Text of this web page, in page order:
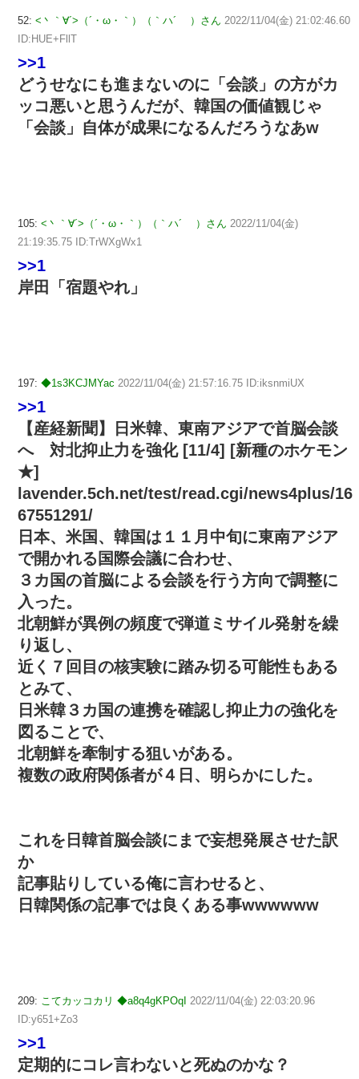
52: <丶｀∀´>（´・ω・｀）（｀ハ´ ）さん 2022/11/04(金) 21:02:46.60
ID:HUE+FllT
>>1
どうせなにも進まないのに「会談」の方がカ
ッコ悪いと思うんだが、韓国の価値観じゃ
「会談」自体が成果になるんだろうなあw
105: <丶｀∀´>（´・ω・｀）（｀ハ´ ）さん 2022/11/04(金)
21:19:35.75 ID:TrWXgWx1
>>1
岸田「宿題やれ」
197: ◆1s3KCJMYac 2022/11/04(金) 21:57:16.75 ID:iksnmiUX
>>1
【産経新聞】日米韓、東南アジアで首脳会談
へ 対北抑止力を強化 [11/4] [新種のホケモン
★]
lavender.5ch.net/test/read.cgi/news4plus/16
67551291/
日本、米国、韓国は１１月中旬に東南アジア
で開かれる国際会議に合わせ、
３カ国の首脳による会談を行う方向で調整に
入った。
北朝鮮が異例の頻度で弾道ミサイル発射を繰
り返し、
近く７回目の核実験に踏み切る可能性もある
とみて、
日米韓３カ国の連携を確認し抑止力の強化を
図ることで、
北朝鮮を牽制する狙いがある。
複数の政府関係者が４日、明らかにした。
これを日韓首脳会談にまで妄想発展させた訳
か
記事貼りしている俺に言わせると、
日韓関係の記事では良くある事wwwwww
209: こてカッコカリ ◆a8q4gKPOqI 2022/11/04(金) 22:03:20.96
ID:y651+Zo3
>>1
定期的にコレ言わないと死ぬのかな？